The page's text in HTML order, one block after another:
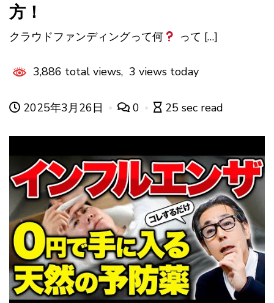
方！
クラウドファンディングって何 って […]
3,886 total views, 3 views today
2025年3月26日 0 25 sec read